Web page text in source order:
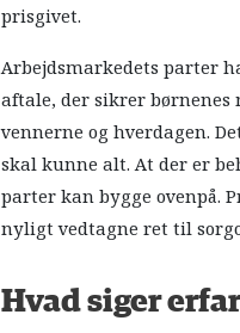
prisgivet.
Arbejdsmarkedets parter
aftale, der sikrer
vennerne og hverdagen.
skal kunne alt. At der er
parter kan bygge ovenpå.
nyligt vedtagne ret til
Hvad siger